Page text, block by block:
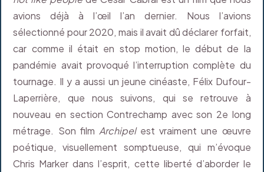
avions déjà à l’œil l’an dernier. Nous l’avions
sélectionné pour 2020, mais il avait dû déclarer forfait,
car comme il était en stop motion, le début de la
pandémie avait provoqué l’interruption complète du
tournage. Il y a aussi un jeune cinéaste, Félix Dufour-
Laperrière, que nous suivons, qui se retrouve à
nouveau en section Contrechamp avec son 2e long
métrage. Son film Archipelest vraiment une œuvre
poétique, visuellement somptueuse, qui m’évoque
Chris Marker dans l’esprit, cette liberté d’aborder le